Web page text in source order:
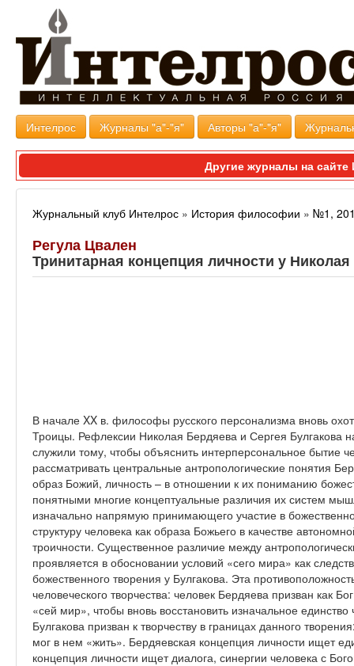
Интелрос Журналы "а"-"я" Авторы "а"-"я"
Другие журналы на
Журнальный клуб Интелрос » История философии » №1,
Регула Цвален
Тринитарная концепция личности у
В начале XX в. философы русского персонализма вновь
Троицы. Рефлексии Николая Бердяева и Сергея Булгакова
служили тому, чтобы объяснить интерперсональное бытие
рассматривать центральные антропологические понятия
образ Божий, личность – в отношении к их пониманию
понятными многие концептуальные различия их систем
изначально напрямую принимающего участие в
структуру человека как образа Божьего в качестве
троичности. Существенное различие между
проявляется в обосновании условий «сего мира» как
божественного творения у Булгакова. Эта
человеческого творчества: человек Бердяева призван как
«сей мир», чтобы вновь восстановить изначальное
Булгакова призван к творчеству в границах данного
мог в нем «жить». Бердяевская концепция личности ищет
концепция личности ищет диалога, синергии человека с